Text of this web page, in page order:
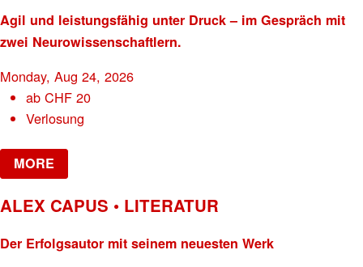
Agil und leistungsfähig unter Druck – im Gespräch mit
zwei Neurowissenschaftlern.
Monday, Aug 24, 2026
abCHF 20
Verlosung
MORE
ALEX CAPUS • LITERATUR
Der Erfolgsautor mit seinem neuesten Werk